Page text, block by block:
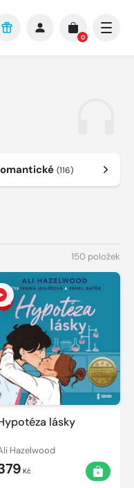
0
(116)
150 položek
lásky
Hazelwood
Kč